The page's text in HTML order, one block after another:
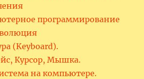
программирование
(Keyboard).
Курсор, Мышка.
на компьютере.